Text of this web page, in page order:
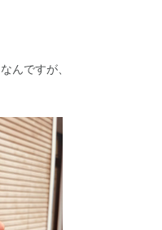
んですが、